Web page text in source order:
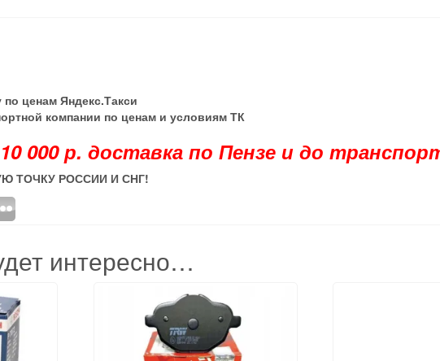
ценам Яндекс.Такси
компании по ценам и условиям ТК
000 р. доставка по Пензе и до
ТОЧКУ РОССИИ И СНГ!
интересно…